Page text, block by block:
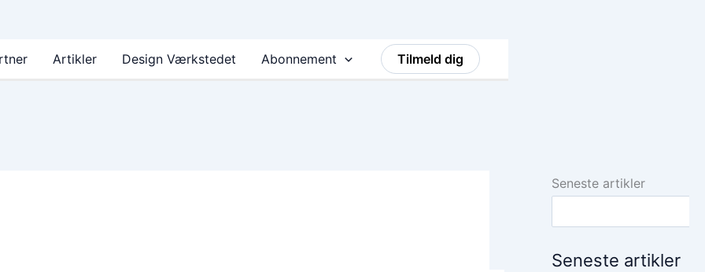
Artikler Design Værkstedet Abonnement Tilmeld dig
Seneste artikler
Seneste artikler